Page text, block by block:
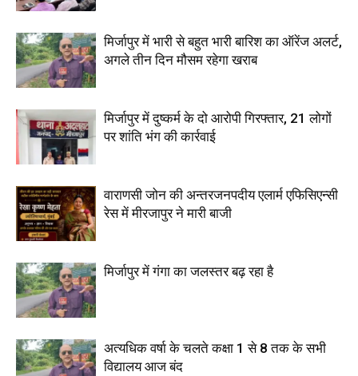
मिर्जापुर में भारी से बहुत भारी बारिश का ऑरेंज अलर्ट,
अगले तीन दिन मौसम रहेगा खराब
मिर्जापुर में दुष्कर्म के दो आरोपी गिरफ्तार, 21 लोगों
पर शांति भंग की कार्रवाई
वाराणसी जोन की अन्तरजनपदीय एलार्म एफिसिएन्सी
रेस में मीरजापुर ने मारी बाजी
मिर्जापुर में गंगा का जलस्तर बढ़ रहा है
अत्यधिक वर्षा के चलते कक्षा 1 से 8 तक के सभी
विद्यालय आज बंद